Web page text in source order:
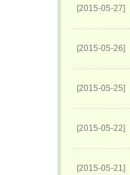
[2015-05-27]
[2015-05-26]
[2015-05-25]
[2015-05-22]
[2015-05-21]